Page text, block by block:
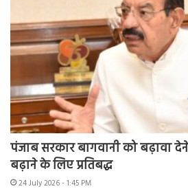
पंजाब सरकार बागवानी को बढ़ावा
बढ़ाने के लिए प्रतिबद्ध
24 July 2026 - 1:45 PM